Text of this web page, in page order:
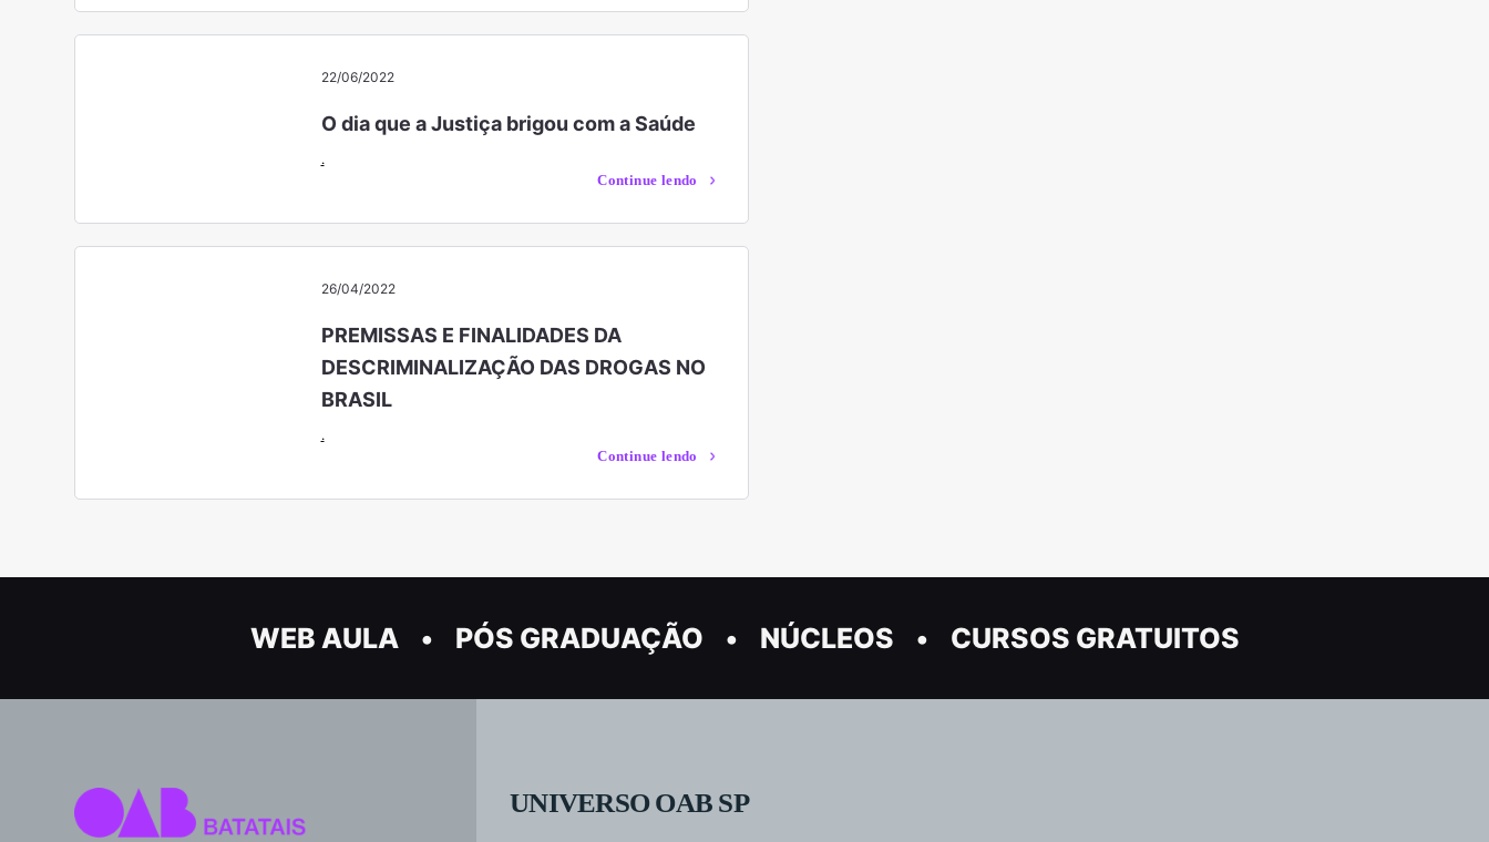
22/06/2022
O dia que a Justiça brigou com a Saúde
.
Continue lendo
26/04/2022
PREMISSAS E FINALIDADES DA
DESCRIMINALIZAÇÃO DAS DROGAS NO
BRASIL
.
Continue lendo
WEB AULA PÓS GRADUAÇÃO NÚCLEOS CURSOS GRATUITOS
UNIVERSO OAB SP